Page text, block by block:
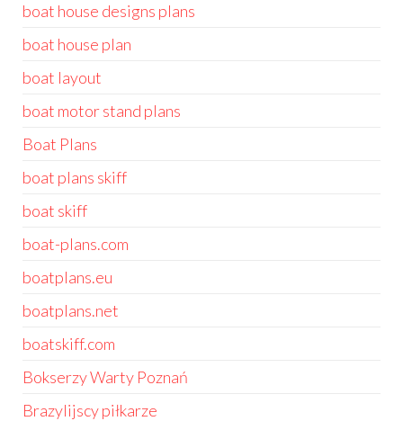
boat house designs plans
boat house plan
boat layout
boat motor stand plans
Boat Plans
boat plans skiff
boat skiff
boat-plans.com
boatplans.eu
boatplans.net
boatskiff.com
Bokserzy Warty Poznań
Brazylijscy piłkarze